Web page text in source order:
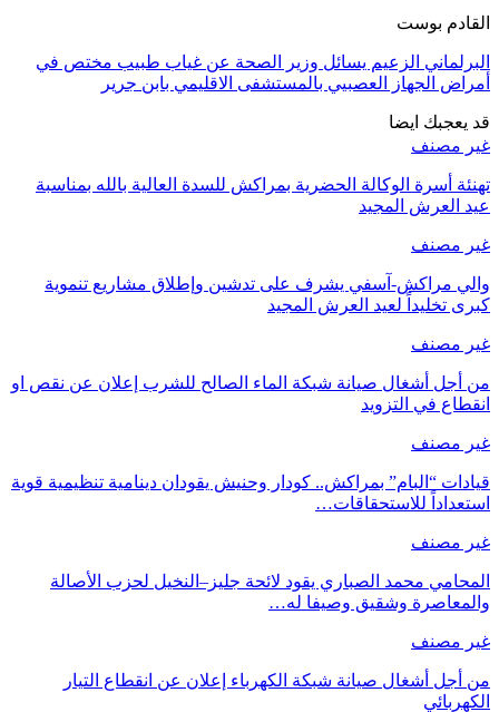
القادم بوست
البرلماني الزعيم يسائل وزير الصحة عن غياب طبيب مختص في
أمراض الجهاز العصبيي بالمستشفى الاقليمي بابن جرير
قد يعجبك ايضا
غير مصنف
تهنئة أسرة الوكالة الحضرية بمراكش للسدة العالية بالله بمناسبة
عيد العرش المجيد
غير مصنف
والي مراكش-آسفي يشرف على تدشين وإطلاق مشاريع تنموية
كبرى تخليداً لعيد العرش المجيد
غير مصنف
من أجل أشغال صيانة شبكة الماء الصالح للشرب إعلان عن نقص او
انقطاع في التزويد
غير مصنف
قيادات “البام” بمراكش.. كودار وحنيش يقودان دينامية تنظيمية قوية
استعداداً للاستحقاقات…
غير مصنف
المحامي محمد الصباري يقود لائحة جليز–النخيل لحزب الأصالة
والمعاصرة وشقيق وصيفا له…
غير مصنف
من أجل أشغال صيانة شبكة الكهرباء إعلان عن انقطاع التيار
الكهربائي